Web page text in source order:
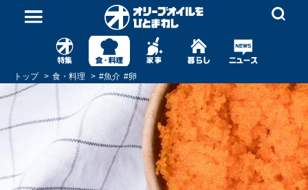
トップ 食・料理 #魚介 #卵